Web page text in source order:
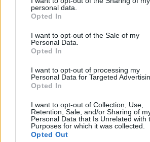
personal data.
Opted In
I want to opt-out of the Sale of my
Personal Data.
Opted In
I want to opt-out of processing my
Personal Data for Targeted
Opted In
I want to opt-out of Collection, Use,
Retention, Sale, and/or Sharing of
Personal Data that Is Unrelated with
Purposes for which it was collected.
Opted Out
verwenden sie gezielt in einem
Was bedeutet es, in einer Zeit des
Kunst oder Mode zu machen?
Es heißt, Verantwortung zu tragen.
Protestes. Es ist eine Art zu sagen: Wir
hier, wir haben noch immer Fantasie,
immer.
Hat sich dein Verhältnis zu deinem
insbesondere dem ukrainischen – in